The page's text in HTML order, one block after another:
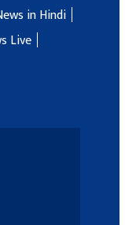
in Hindi
Live